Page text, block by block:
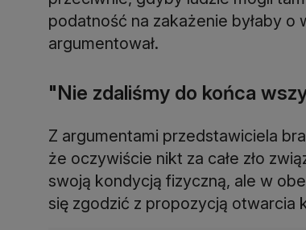
podatność na zakażenie byłaby
argumentował.
"Nie zdaliśmy do końca
Z argumentami przedstawiciela
że oczywiście nikt za całe zło
swoją kondycją fizyczną, ale w
się zgodzić z propozycją otwarcia